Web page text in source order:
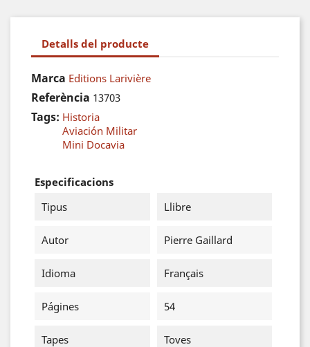
Detalls del producte
Marca Editions Larivière
Referència 13703
Tags: Historia
Aviación Militar
Mini Docavia
Especificacions
Tipus
Llibre
Autor Pierre Gaillard
Idioma Français
Págines 54
Tapes Toves